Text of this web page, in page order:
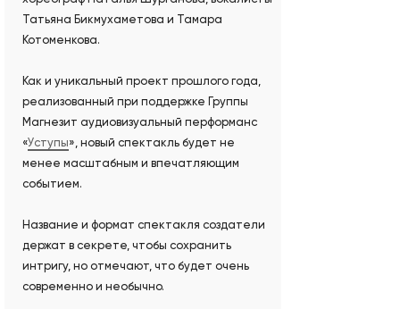
Татьяна Бикмухаметова и Тамара
Котоменкова.
Как и уникальный проект прошлого года,
реализованный при поддержке Группы
Магнезит аудиовизуальный перформанс
«Уступы», новый спектакль будет не
менее масштабным и впечатляющим
событием.
Название и формат спектакля создатели
держат в секрете, чтобы сохранить
интригу, но отмечают, что будет очень
современно и необычно.